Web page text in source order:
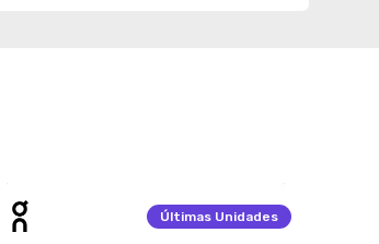
Últimas Unidades